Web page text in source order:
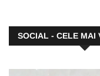
SOCIAL - CELE MAI